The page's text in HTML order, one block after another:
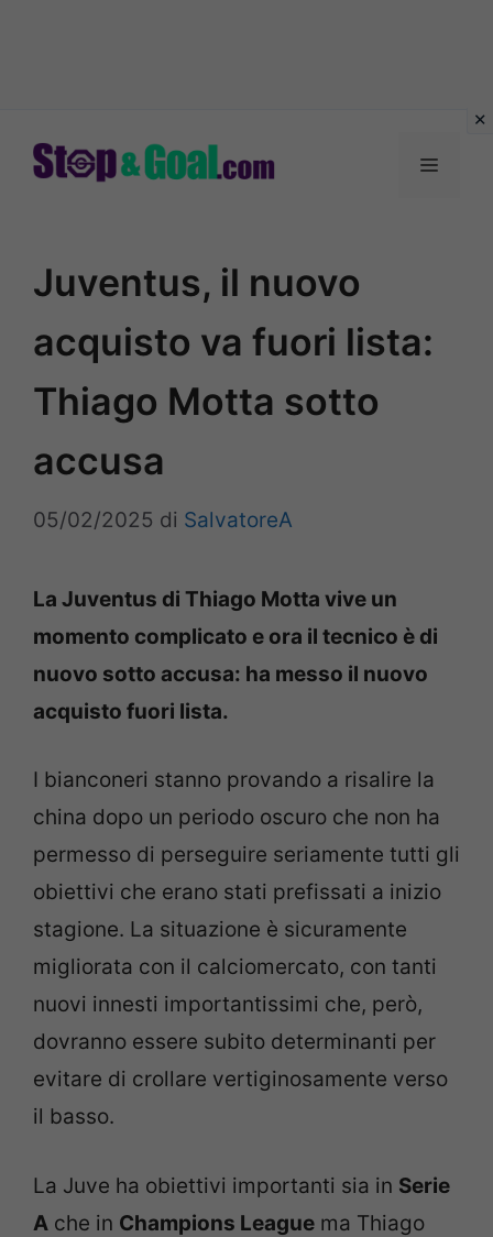
Menu
Juventus, il nuovo
acquisto va fuori lista:
Thiago Motta sotto
accusa
05/02/2025 di SalvatoreA
La Juventus di Thiago Motta vive un
momento complicato e ora il tecnico è di
nuovo sotto accusa: ha messo il nuovo
acquisto fuori lista.
I bianconeri stanno provando a risalire la
china dopo un periodo oscuro che non ha
permesso di perseguire seriamente tutti gli
obiettivi che erano stati prefissati a inizio
stagione. La situazione è sicuramente
migliorata con il calciomercato, con tanti
nuovi innesti importantissimi che, però,
dovranno essere subito determinanti per
evitare di crollare vertiginosamente verso
il basso.
La Juve ha obiettivi importanti sia in Serie
A che in Champions League ma Thiago